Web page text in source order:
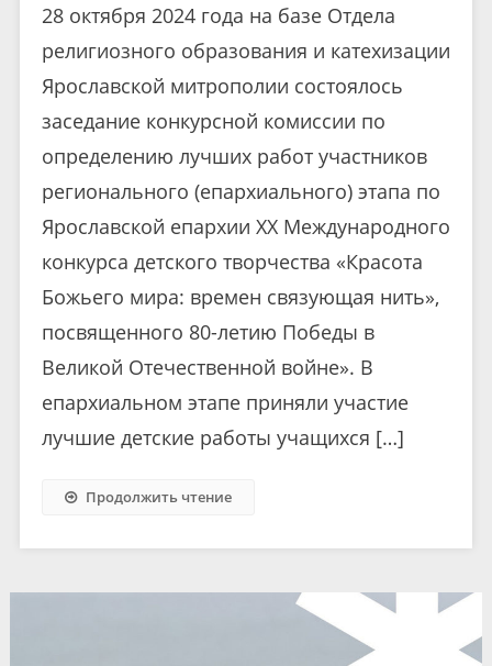
28 октября 2024 года на базе Отдела
религиозного образования и катехизации
Ярославской митрополии состоялось
заседание конкурсной комиссии по
определению лучших работ участников
регионального (епархиального) этапа по
Ярославской епархии ХX Международного
конкурса детского творчества «Красота
Божьего мира: времен связующая нить»,
посвященного 80-летию Победы в
Великой Отечественной войне». В
епархиальном этапе приняли участие
лучшие детские работы учащихся […]
Продолжить чтение